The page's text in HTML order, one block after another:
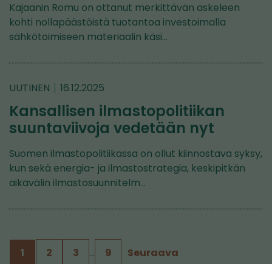
Kajaanin Romu on ottanut merkittävän askeleen
kohti nollapäästöistä tuotantoa investoimalla
sähkötoimiseen materiaalin käsi…
UUTINEN 16.12.2025
Kansallisen ilmastopolitiikan
suuntaviivoja vedetään nyt
Suomen ilmastopolitiikassa on ollut kiinnostava syksy,
kun sekä energia- ja ilmastostrategia, keskipitkän
aikavälin ilmastosuunnitelm…
1 2 3 … 9 Seuraava